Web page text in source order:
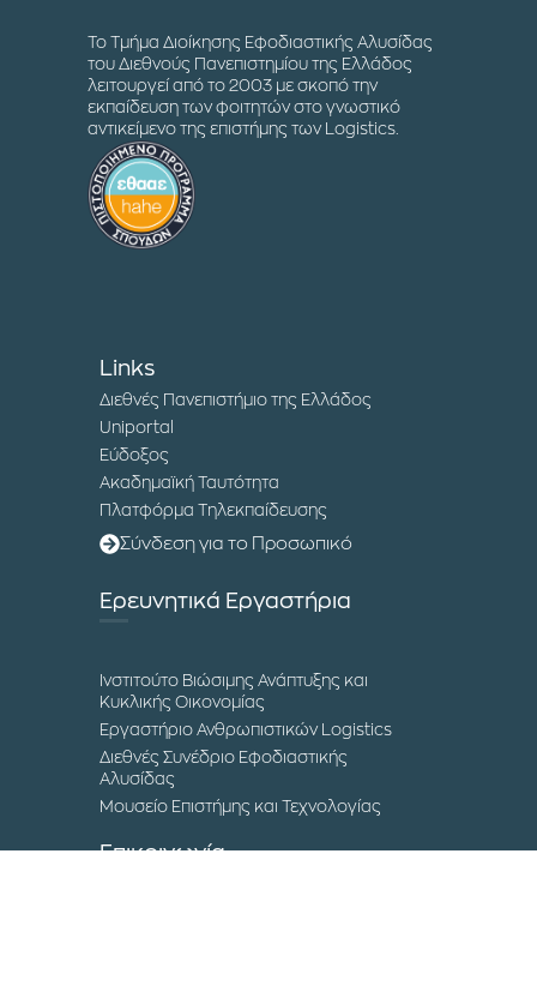
Το Τμήμα Διοίκησης Εφοδιαστικής Αλυσίδας
του Διεθνούς Πανεπιστημίου της Ελλάδος
λειτουργεί από το 2003 με σκοπό την
εκπαίδευση των φοιτητών στο γνωστικό
αντικείμενο της επιστήμης των Logistics.
Links
Διεθνές Πανεπιστήμιο της Ελλάδος
Uniportal
Εύδοξος
Ακαδημαϊκή Ταυτότητα
Πλατφόρμα Τηλεκπαίδευσης
Σύνδεση για το Προσωπικό
Ερευνητικά Εργαστήρια
Ινστιτούτο Βιώσιμης Ανάπτυξης και
Κυκλικής Οικονομίας
Εργαστήριο Ανθρωπιστικών Logistics
Διεθνές Συνέδριο Εφοδιαστικής
Αλυσίδας
Μουσείο Επιστήμης και Τεχνολογίας
Επικοινωνία